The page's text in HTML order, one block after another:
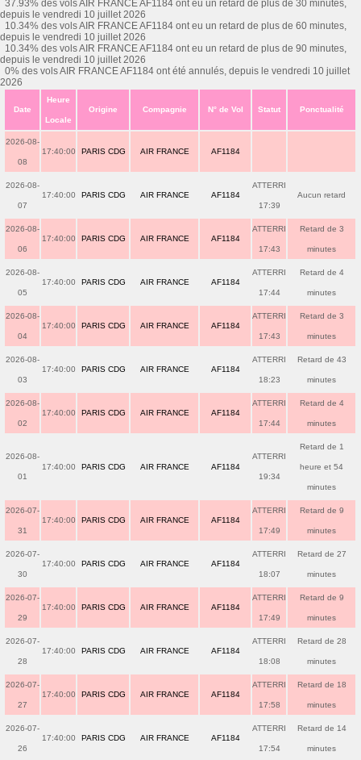
37.93% des vols AIR FRANCE AF1184 ont eu un retard de plus de 30 minutes,
depuis le vendredi 10 juillet 2026
10.34% des vols AIR FRANCE AF1184 ont eu un retard de plus de 60 minutes,
depuis le vendredi 10 juillet 2026
10.34% des vols AIR FRANCE AF1184 ont eu un retard de plus de 90 minutes,
depuis le vendredi 10 juillet 2026
0% des vols AIR FRANCE AF1184 ont été annulés, depuis le vendredi 10 juillet
2026
Date
Heure
Locale
Origine Compagnie N° de Vol Statut Ponctualité
2026-08-
08
17:40:00 PARIS CDG AIR FRANCE AF1184
2026-08-
07
17:40:00 PARIS CDG AIR FRANCE AF1184
ATTERRI
17:39
Aucun retard
2026-08-
06
17:40:00 PARIS CDG AIR FRANCE AF1184
ATTERRI
17:43
Retard de 3
minutes
2026-08-
05
17:40:00 PARIS CDG AIR FRANCE AF1184
ATTERRI
17:44
Retard de 4
minutes
2026-08-
04
17:40:00 PARIS CDG AIR FRANCE AF1184
ATTERRI
17:43
Retard de 3
minutes
2026-08-
03
17:40:00 PARIS CDG AIR FRANCE AF1184
ATTERRI
18:23
Retard de 43
minutes
2026-08-
02
17:40:00 PARIS CDG AIR FRANCE AF1184
ATTERRI
17:44
Retard de 4
minutes
2026-08-
01
17:40:00 PARIS CDG AIR FRANCE AF1184
ATTERRI
19:34
Retard de 1
heure et 54
minutes
2026-07-
31
17:40:00 PARIS CDG AIR FRANCE AF1184
ATTERRI
17:49
Retard de 9
minutes
2026-07-
30
17:40:00 PARIS CDG AIR FRANCE AF1184
ATTERRI
18:07
Retard de 27
minutes
2026-07-
29
17:40:00 PARIS CDG AIR FRANCE AF1184
ATTERRI
17:49
Retard de 9
minutes
2026-07-
28
17:40:00 PARIS CDG AIR FRANCE AF1184
ATTERRI
18:08
Retard de 28
minutes
2026-07-
27
17:40:00 PARIS CDG AIR FRANCE AF1184
ATTERRI
17:58
Retard de 18
minutes
2026-07-
26
17:40:00 PARIS CDG AIR FRANCE AF1184
ATTERRI
17:54
Retard de 14
minutes